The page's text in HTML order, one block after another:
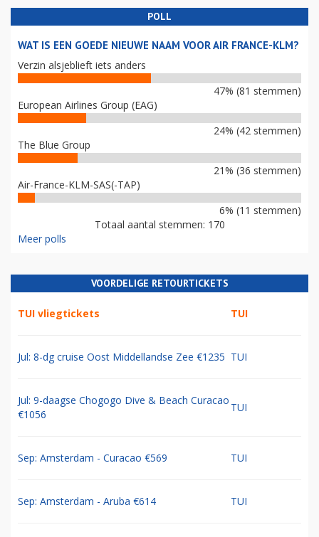
POLL
WAT IS EEN GOEDE NIEUWE NAAM VOOR AIR FRANCE-KLM?
Verzin alsjeblieft iets anders
47% (81 stemmen)
European Airlines Group (EAG)
24% (42 stemmen)
The Blue Group
21% (36 stemmen)
Air-France-KLM-SAS(-TAP)
6% (11 stemmen)
Totaal aantal stemmen: 170
Meer polls
VOORDELIGE RETOURTICKETS
TUI vliegtickets TUI
Jul: 8-dg cruise Oost Middellandse Zee €1235 TUI
Jul: 9-daagse Chogogo Dive & Beach Curacao
€1056
TUI
Sep: Amsterdam - Curacao €569 TUI
Sep: Amsterdam - Aruba €614 TUI